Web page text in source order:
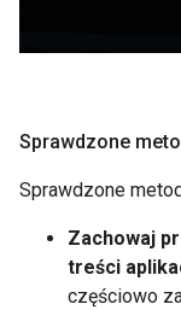
Sprawdzone
Sprawdzone
Zachowaj
treści
częściowo